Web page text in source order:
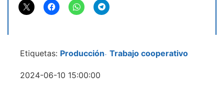
Etiquetas: Producción- Trabajo cooperativo
2024-06-10 15:00:00